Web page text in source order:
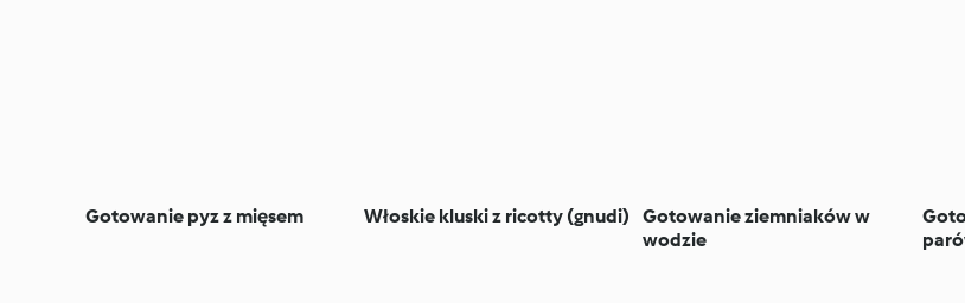
Gotowanie pyz z mięsem Włoskie kluski z ricotty (gnudi)
Gotowanie ziemniaków w
wodzie